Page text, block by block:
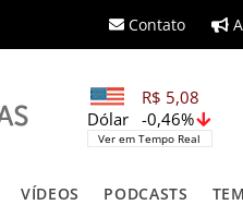
Contato
R$ 5,08
-0,46%
Dólar
Ver em Tempo Real
VÍDEOS PODCASTS